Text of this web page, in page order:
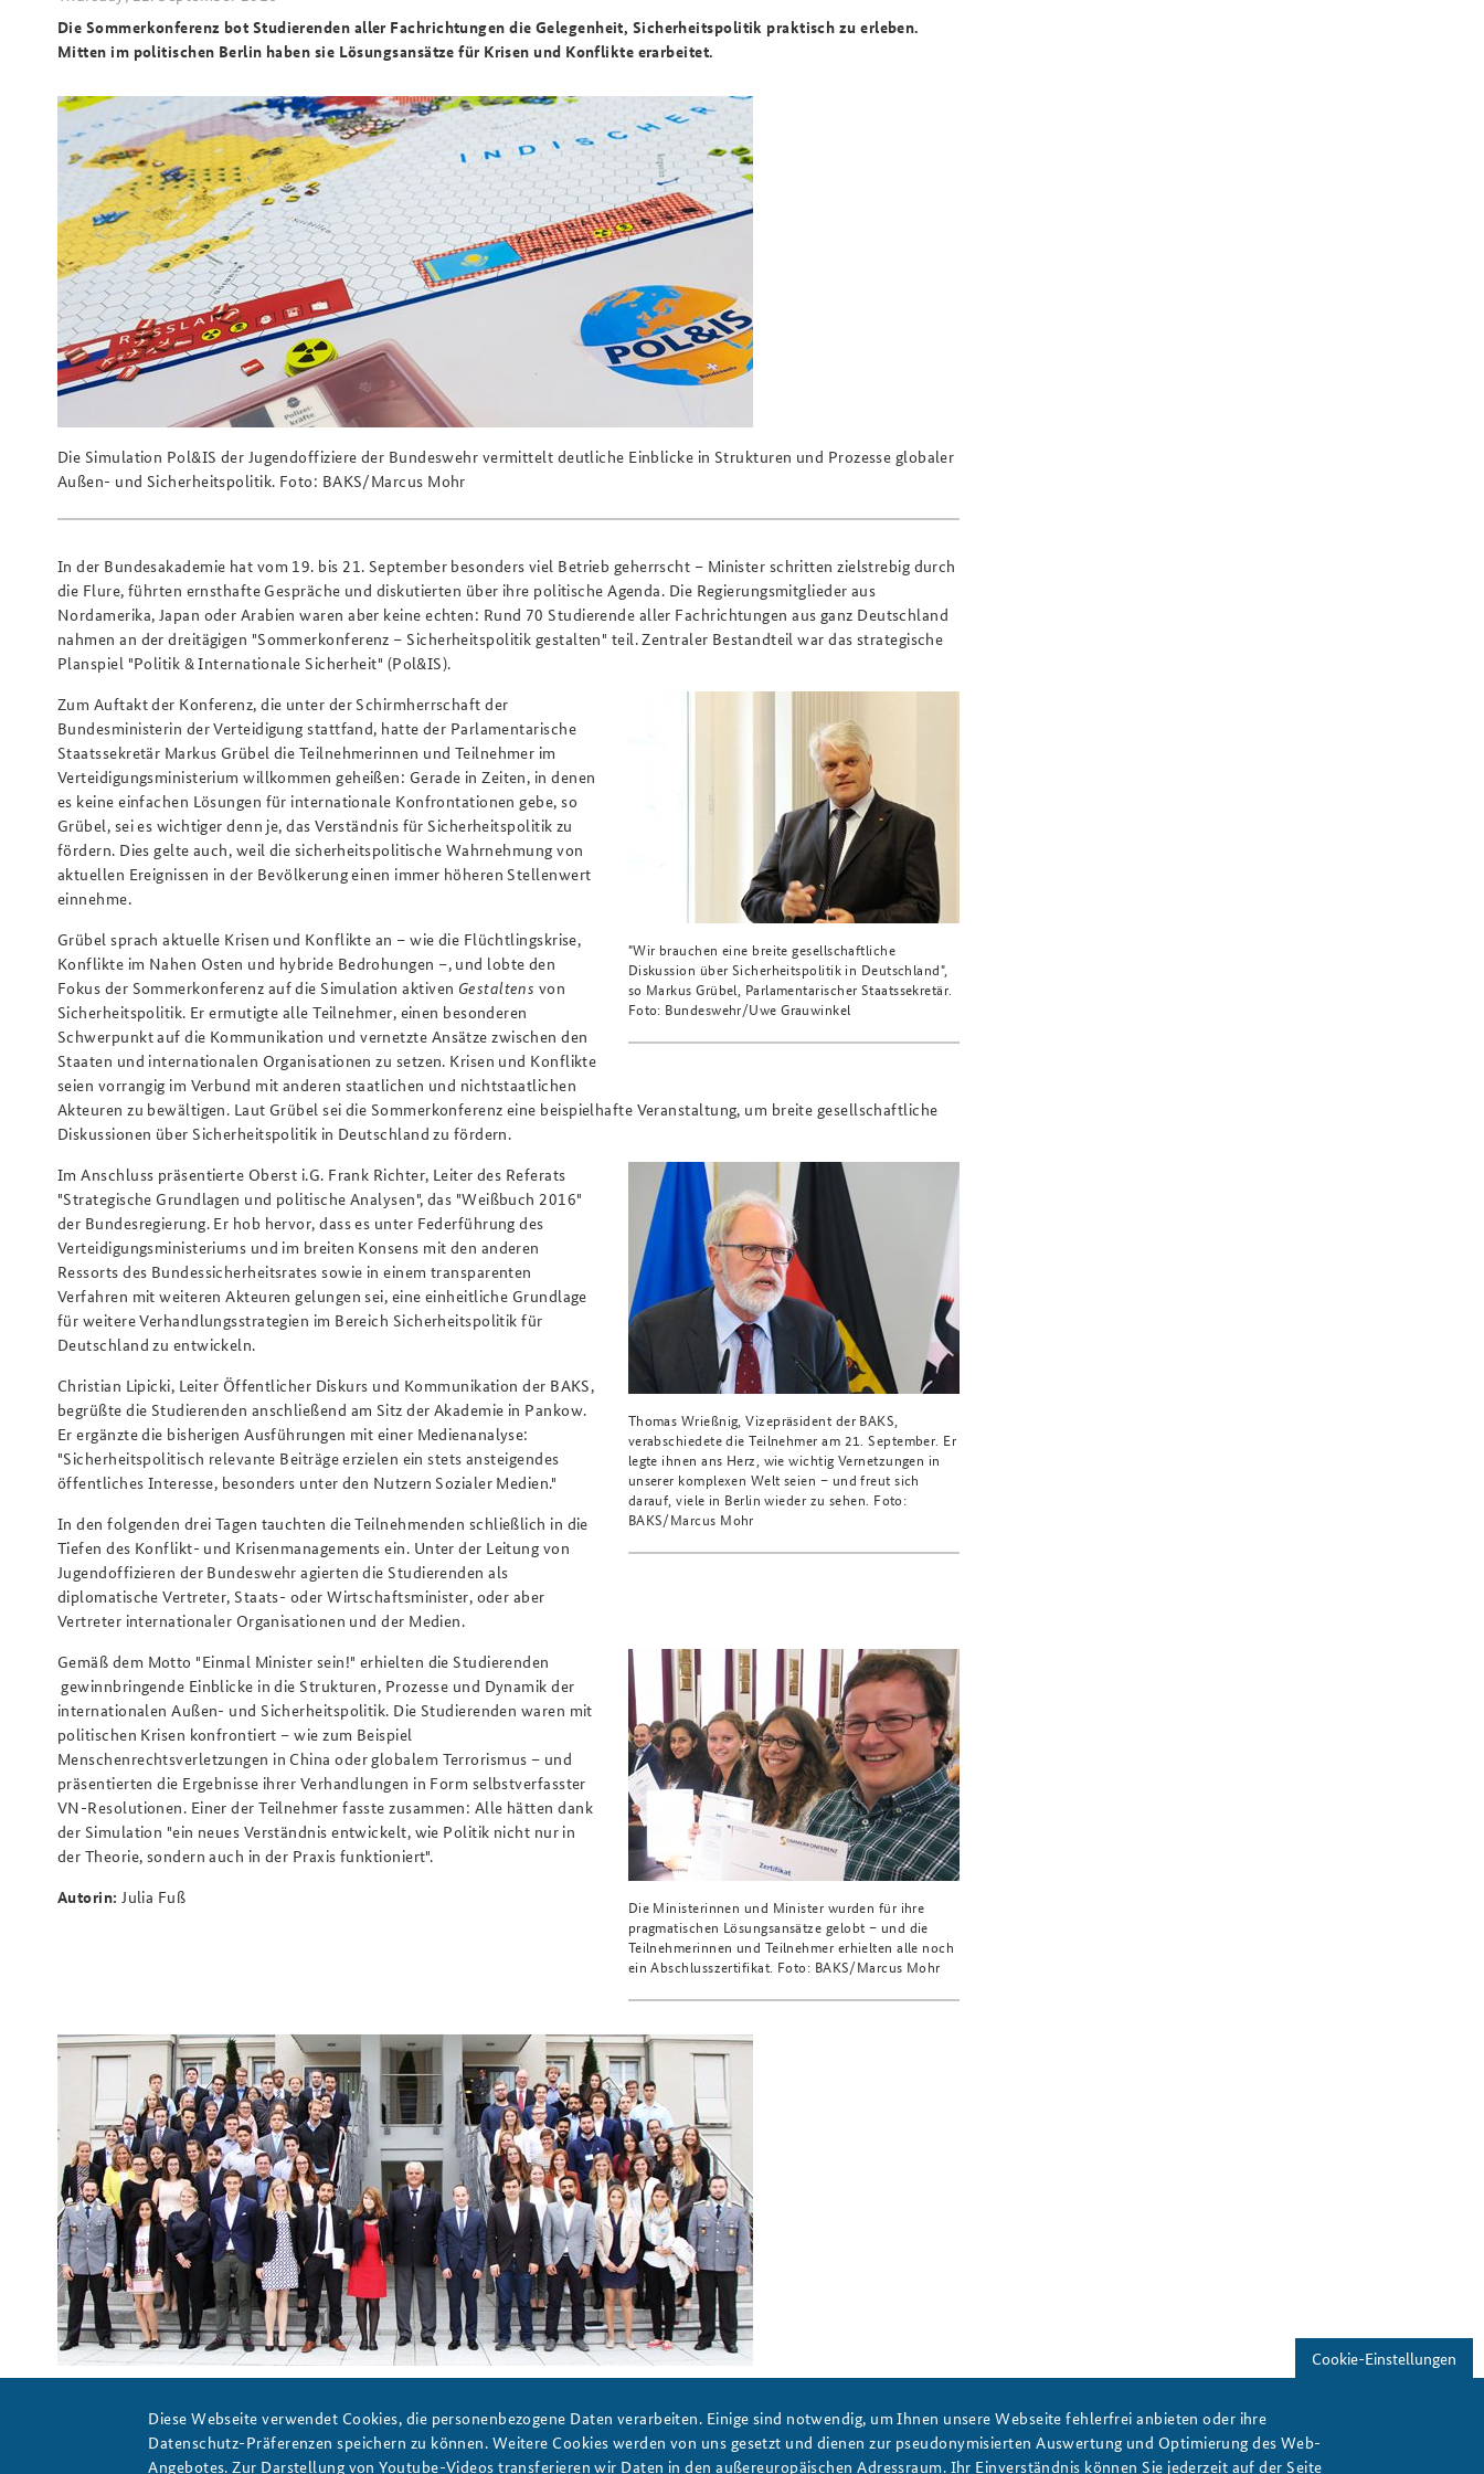
Die Sommerkonferenz bot Studierenden aller Fachrichtungen die Gelegenheit, Sicherheitspolitik praktisch zu erleben.
Mitten im politischen Berlin haben sie Lösungsansätze für Krisen und Konflikte erarbeitet.
Die Simulation Pol&IS der Jugendoffiziere der Bundeswehr vermittelt deutliche Einblicke in Strukturen und Prozesse globaler
Außen- und Sicherheitspolitik. Foto: BAKS/Marcus Mohr
In der Bundesakademie hat vom 19. bis 21. September besonders viel Betrieb geherrscht – Minister schritten zielstrebig durch
die Flure, führten ernsthafte Gespräche und diskutierten über ihre politische Agenda. Die Regierungsmitglieder aus
Nordamerika, Japan oder Arabien waren aber keine echten: Rund 70 Studierende aller Fachrichtungen aus ganz Deutschland
nahmen an der dreitägigen "Sommerkonferenz – Sicherheitspolitik gestalten" teil. Zentraler Bestandteil war das strategische
Planspiel "Politik & Internationale Sicherheit" (Pol&IS).
"Wir brauchen eine breite gesellschaftliche
Diskussion über Sicherheitspolitik in Deutschland",
so Markus Grübel, Parlamentarischer Staatssekretär.
Foto: Bundeswehr/Uwe Grauwinkel
Zum Auftakt der Konferenz, die unter der Schirmherrschaft der
Bundesministerin der Verteidigung stattfand, hatte der Parlamentarische
Staatssekretär Markus Grübel die Teilnehmerinnen und Teilnehmer im
Verteidigungsministerium willkommen geheißen: Gerade in Zeiten, in denen
es keine einfachen Lösungen für internationale Konfrontationen gebe, so
Grübel, sei es wichtiger denn je, das Verständnis für Sicherheitspolitik zu
fördern. Dies gelte auch, weil die sicherheitspolitische Wahrnehmung von
aktuellen Ereignissen in der Bevölkerung einen immer höheren Stellenwert
einnehme.
Grübel sprach aktuelle Krisen und Konflikte an – wie die Flüchtlingskrise,
Konflikte im Nahen Osten und hybride Bedrohungen –, und lobte den
Fokus der Sommerkonferenz auf die Simulation aktiven Gestaltens von
Sicherheitspolitik. Er ermutigte alle Teilnehmer, einen besonderen
Schwerpunkt auf die Kommunikation und vernetzte Ansätze zwischen den
Staaten und internationalen Organisationen zu setzen. Krisen und Konflikte
seien vorrangig im Verbund mit anderen staatlichen und nichtstaatlichen
Akteuren zu bewältigen. Laut Grübel sei die Sommerkonferenz eine beispielhafte Veranstaltung, um breite gesellschaftliche
Diskussionen über Sicherheitspolitik in Deutschland zu fördern.
Thomas Wrießnig, Vizepräsident der BAKS,
verabschiedete die Teilnehmer am 21. September. Er
legte ihnen ans Herz, wie wichtig Vernetzungen in
unserer komplexen Welt seien – und freut sich
darauf, viele in Berlin wieder zu sehen. Foto:
BAKS/Marcus Mohr
Im Anschluss präsentierte Oberst i.G. Frank Richter, Leiter des Referats
"Strategische Grundlagen und politische Analysen", das "Weißbuch 2016"
der Bundesregierung. Er hob hervor, dass es unter Federführung des
Verteidigungsministeriums und im breiten Konsens mit den anderen
Ressorts des Bundessicherheitsrates sowie in einem transparenten
Verfahren mit weiteren Akteuren gelungen sei, eine einheitliche Grundlage
für weitere Verhandlungsstrategien im Bereich Sicherheitspolitik für
Deutschland zu entwickeln.
Christian Lipicki, Leiter Öffentlicher Diskurs und Kommunikation der BAKS,
begrüßte die Studierenden anschließend am Sitz der Akademie in Pankow.
Er ergänzte die bisherigen Ausführungen mit einer Medienanalyse:
"Sicherheitspolitisch relevante Beiträge erzielen ein stets ansteigendes
öffentliches Interesse, besonders unter den Nutzern Sozialer Medien."
In den folgenden drei Tagen tauchten die Teilnehmenden schließlich in die
Tiefen des Konflikt- und Krisenmanagements ein. Unter der Leitung von
Jugendoffizieren der Bundeswehr agierten die Studierenden als
diplomatische Vertreter, Staats- oder Wirtschaftsminister, oder aber
Vertreter internationaler Organisationen und der Medien.
Die Ministerinnen und Minister wurden für ihre
pragmatischen Lösungsansätze gelobt – und die
Teilnehmerinnen und Teilnehmer erhielten alle noch
ein Abschlusszertifikat. Foto: BAKS/Marcus Mohr
Gemäß dem Motto "Einmal Minister sein!" erhielten die Studierenden
gewinnbringende Einblicke in die Strukturen, Prozesse und Dynamik der
internationalen Außen- und Sicherheitspolitik. Die Studierenden waren mit
politischen Krisen konfrontiert – wie zum Beispiel
Menschenrechtsverletzungen in China oder globalem Terrorismus – und
präsentierten die Ergebnisse ihrer Verhandlungen in Form selbstverfasster
VN-Resolutionen. Einer der Teilnehmer fasste zusammen: Alle hätten dank
der Simulation "ein neues Verständnis entwickelt, wie Politik nicht nur in
der Theorie, sondern auch in der Praxis funktioniert".
Autorin: Julia Fuß
Cookie-Einstellungen
Diese Webseite verwendet Cookies, die personenbezogene Daten verarbeiten. Einige sind notwendig, um Ihnen unsere Webseite fehlerfrei anbieten oder ihre
Datenschutz-Präferenzen speichern zu können. Weitere Cookies werden von uns gesetzt und dienen zur pseudonymisierten Auswertung und Optimierung des Web-
Angebotes. Zur Darstellung von Youtube-Videos transferieren wir Daten in den außereuropäischen Adressraum. Ihr Einverständnis können Sie jederzeit auf der Seite